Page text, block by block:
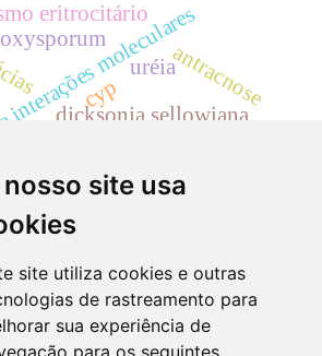
nosso site usa
site utiliza cookies e outras
de rastreamento para
sua experiência de
para os seguintes
moleculares
dicksoniaceae
dicksonia sellowiana
cilindrúria.
uréia
eritrocitário
radiação gama
rutaceae
antracnose
eficácia
cyp